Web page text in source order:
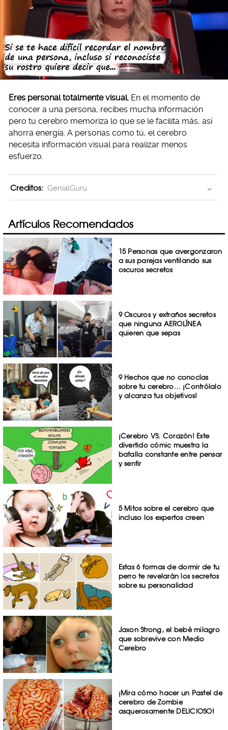
Eres personal totalmente visual. En el momento de
conocer a una persona, recibes mucha información
pero tu cerebro memoriza lo que se le facilita más, así
ahorra energía. A personas como tú, el cerebro
necesita información visual para realizar menos
esfuerzo.
Creditos: GenialGuru
Artículos Recomendados
15 Personas que avergonzaron
a sus parejas ventilando sus
oscuros secretos
9 Oscuros y extraños secretos
que ninguna AEROLÍNEA
quieren que sepas
9 Hechos que no conocías
sobre tu cerebro… ¡Contrólalo
y alcanza tus objetivos!
¡Cerebro VS. Corazón! Este
divertido cómic muestra la
batalla constante entre pensar
y sentir
5 Mitos sobre el cerebro que
incluso los expertos creen
Estas 6 formas de dormir de tu
perro te revelarán los secretos
sobre su personalidad
Jaxon Strong, el bebé milagro
que sobrevive con Medio
Cerebro
¡Mira cómo hacer un Pastel de
cerebro de Zombie
asquerosamente DELICIOSO!